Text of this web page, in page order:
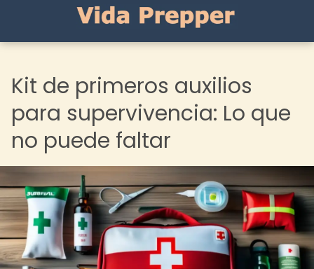
Kit de primeros auxilios
para supervivencia: Lo que
no puede faltar